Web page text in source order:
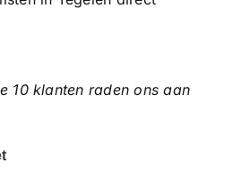
10 klanten raden ons aan